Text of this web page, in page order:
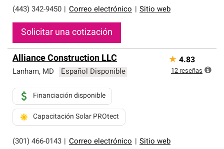
(443) 342-9450 Correo electrónico Sitio web
Solicitar una cotización
Alliance Construction LLC
Lanham, MD Español Disponible
(301) 466-0143 Correo electrónico Sitio web
Financiación disponible
Capacitación Solar PROtect
★ 4.83
12 reseñas